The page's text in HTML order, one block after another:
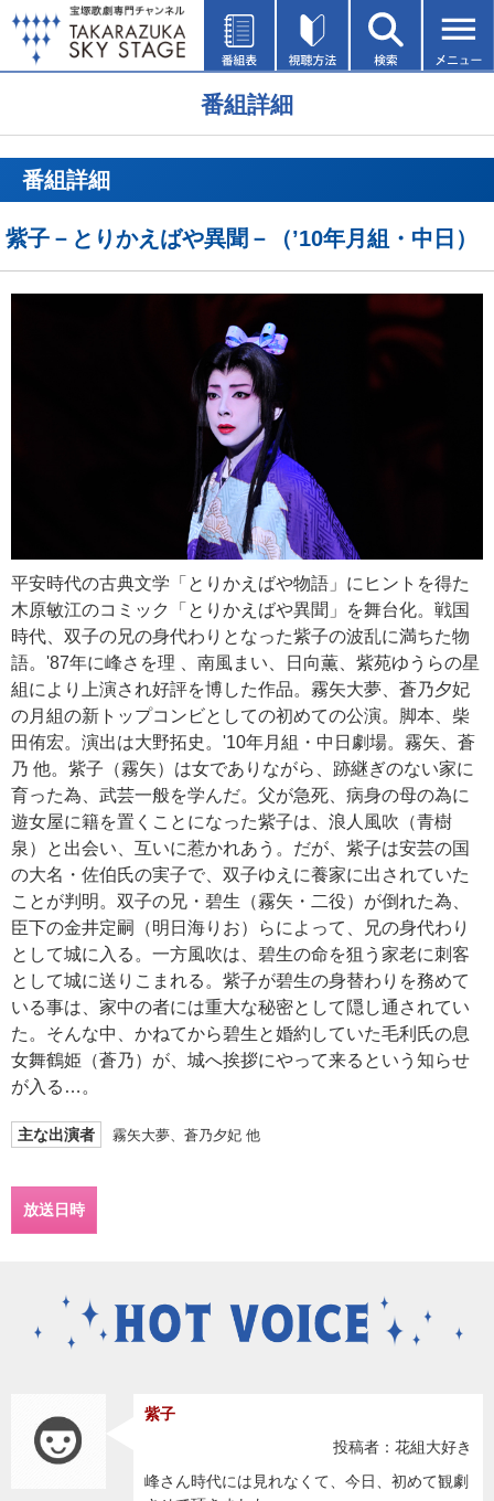
番組詳細
番組詳細
紫子－とりかえばや異聞－（’10年月組・中日）
平安時代の古典文学「とりかえばや物語」にヒントを得た
木原敏江のコミック「とりかえばや異聞」を舞台化。戦国
時代、双子の兄の身代わりとなった紫子の波乱に満ちた物
語。'87年に峰さを理 、南風まい、日向薫、紫苑ゆうらの星
組により上演され好評を博した作品。霧矢大夢、蒼乃夕妃
の月組の新トップコンビとしての初めての公演。脚本、柴
田侑宏。演出は大野拓史。'10年月組・中日劇場。霧矢、蒼
乃 他。紫子（霧矢）は女でありながら、跡継ぎのない家に
育った為、武芸一般を学んだ。父が急死、病身の母の為に
遊女屋に籍を置くことになった紫子は、浪人風吹（青樹
泉）と出会い、互いに惹かれあう。だが、紫子は安芸の国
の大名・佐伯氏の実子で、双子ゆえに養家に出されていた
ことが判明。双子の兄・碧生（霧矢・二役）が倒れた為、
臣下の金井定嗣（明日海りお）らによって、兄の身代わり
として城に入る。一方風吹は、碧生の命を狙う家老に刺客
として城に送りこまれる。紫子が碧生の身替わりを務めて
いる事は、家中の者には重大な秘密として隠し通されてい
た。そんな中、かねてから碧生と婚約していた毛利氏の息
女舞鶴姫（蒼乃）が、城へ挨拶にやって来るという知らせ
が入る…。
主な出演者 霧矢大夢、蒼乃夕妃 他
放送日時
紫子
投稿者：花組大好き
峰さん時代には見れなくて、今日、初めて観劇